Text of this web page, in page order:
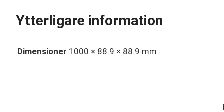
Ytterligare information
Dimensioner 1000 × 88.9 × 88.9 mm